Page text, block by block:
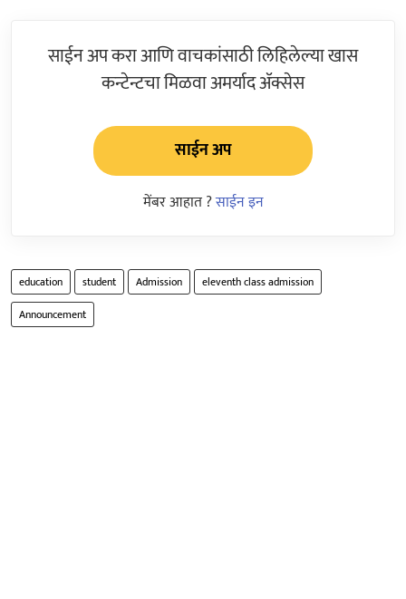
साईन अप करा आणि वाचकांसाठी लिहिलेल्या खास
कन्टेन्टचा मिळवा अमर्याद ॲक्सेस
साईन अप
मेंबर आहात ?साईन इन
education student Admission
eleventh class admission
Announcement